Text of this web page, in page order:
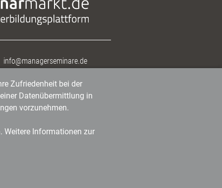
info@managerseminare.de
Zufriedenheit bei der
Datenübermittlung in
vorzunehmen.
Weitere Informationen zur